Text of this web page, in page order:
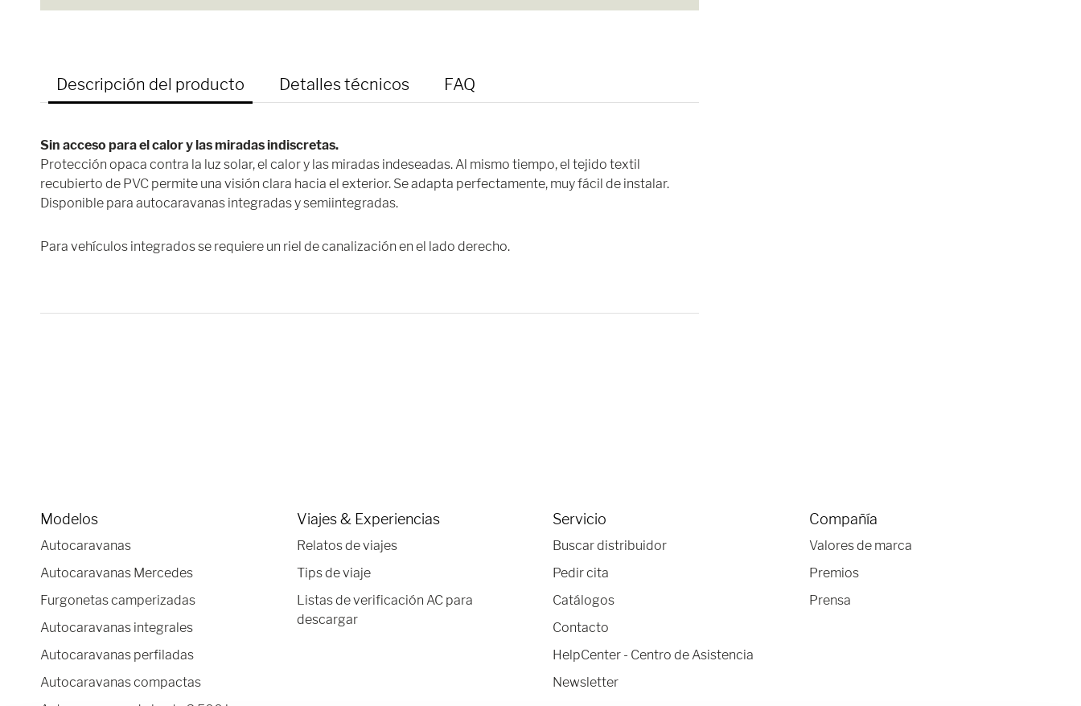
Descripción del producto Detalles técnicos FAQ
Sin acceso para el calor y las miradas indiscretas.
Protección opaca contra la luz solar, el calor y las miradas indeseadas. Al mismo tiempo, el tejido textil
recubierto de PVC permite una visión clara hacia el exterior. Se adapta perfectamente, muy fácil de instalar.
Disponible para autocaravanas integradas y semiintegradas.
Para vehículos integrados se requiere un riel de canalización en el lado derecho.
Modelos
Autocaravanas
Autocaravanas Mercedes
Furgonetas camperizadas
Autocaravanas integrales
Autocaravanas perfiladas
Autocaravanas compactas
Viajes & Experiencias
Relatos de viajes
Tips de viaje
Listas de verificación AC para
descargar
Servicio
Buscar distribuidor
Pedir cita
Catálogos
Contacto
HelpCenter - Centro de Asistencia
Newsletter
Compañía
Valores de marca
Premios
Prensa